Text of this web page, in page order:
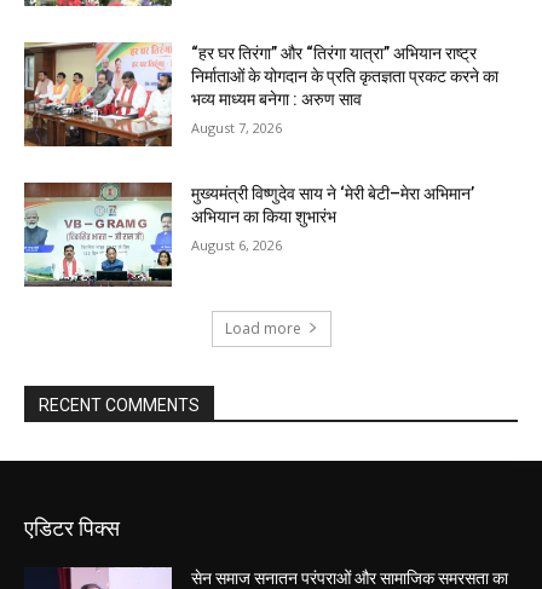
“हर घर तिरंगा” और “तिरंगा यात्रा” अभियान राष्ट्र
निर्माताओं के योगदान के प्रति कृतज्ञता प्रकट करने का
भव्य माध्यम बनेगा : अरुण साव
August 7, 2026
मुख्यमंत्री विष्णुदेव साय ने ‘मेरी बेटी–मेरा अभिमान’
अभियान का किया शुभारंभ
August 6, 2026
Load more
RECENT COMMENTS
एडिटर पिक्स
सेन समाज सनातन परंपराओं और सामाजिक समरसता का